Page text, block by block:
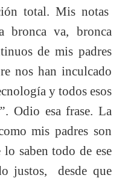
total. Mis notas
bronca va, bronca
de mis padres
nos han inculcado
y todos esos
. Odio esa frase. La
mis padres son
saben todo de ese
justos, desde que